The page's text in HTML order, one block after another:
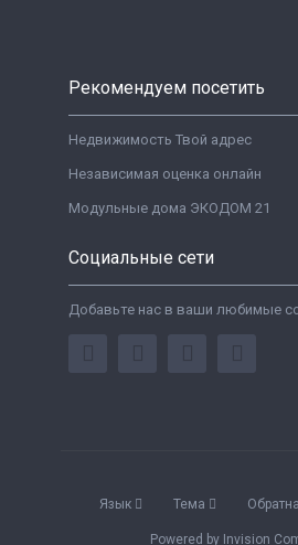
Рекомендуем посетить
Недвижимость Твой адрес
Независимая оценка онлайн
Модульные дома ЭКОДОМ 21
Социальные сети
Добавьте нас в ваши любимые
Язык Тема
Powered by Invision